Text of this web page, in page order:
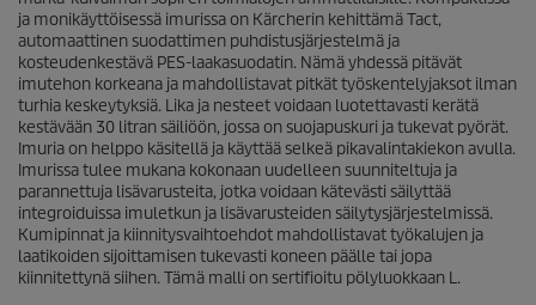
t
e
l
u
a
ja monikäyttöisessä imurissa on Kärcherin kehittämä Tact,
automaattinen suodattimen puhdistusjärjestelmä ja
kosteudenkestävä PES-laakasuodatin. Nämä yhdessä pitävät
imutehon korkeana ja mahdollistavat pitkät työskentelyjaksot ilman
turhia keskeytyksiä. Lika ja nesteet voidaan luotettavasti kerätä
kestävään 30 litran säiliöön, jossa on suojapuskuri ja tukevat pyörät.
Imuria on helppo käsitellä ja käyttää selkeä pikavalintakiekon avulla.
Imurissa tulee mukana kokonaan uudelleen suunniteltuja ja
parannettuja lisävarusteita, jotka voidaan kätevästi säilyttää
integroiduissa imuletkun ja lisävarusteiden säilytysjärjestelmissä.
Kumipinnat ja kiinnitysvaihtoehdot mahdollistavat työkalujen ja
laatikoiden sijoittamisen tukevasti koneen päälle tai jopa
kiinnitettynä siihen. Tämä malli on sertifioitu pölyluokkaan L.